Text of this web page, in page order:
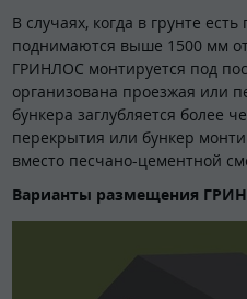
В случаях, когда в грунте
поднимаются выше 1500 мм
ГРИНЛОС монтируется под
организована проезжая или
бункера заглубляется более
перекрытия или бункер
вместо песчано-цементной
Варианты размещения